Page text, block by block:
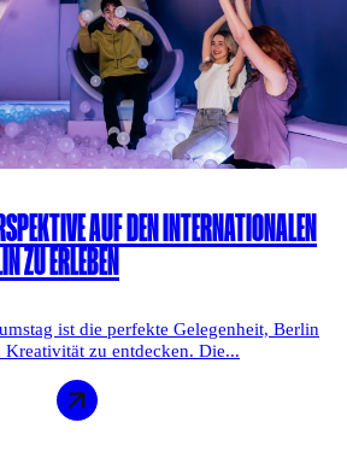
AUF DEN INTERNATIONALEN
ZU ERLEBEN
ist die perfekte Gelegenheit, Berlin
zu entdecken. Die...